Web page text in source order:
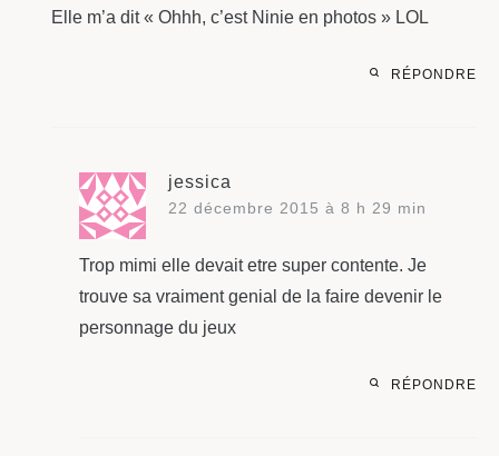
Elle m’a dit « Ohhh, c’est Ninie en photos » LOL
RÉPONDRE
jessica
22 décembre 2015 à 8 h 29 min
Trop mimi elle devait etre super contente. Je
trouve sa vraiment genial de la faire devenir le
personnage du jeux
RÉPONDRE